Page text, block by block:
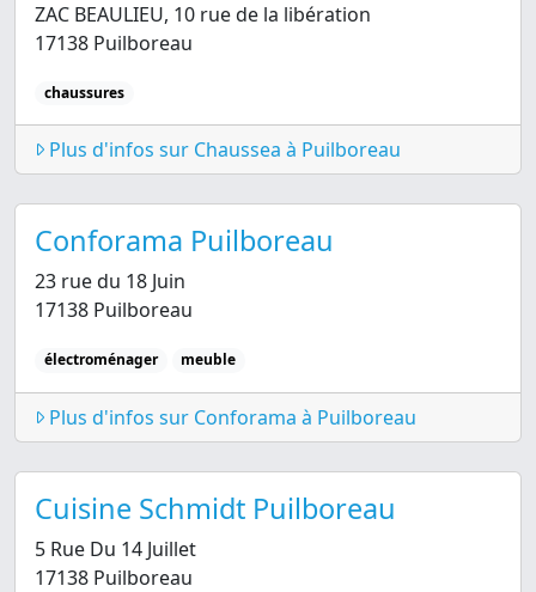
ZAC BEAULIEU, 10 rue de la libération
17138 Puilboreau
chaussures
Plus d'infos sur Chaussea à Puilboreau
Conforama Puilboreau
23 rue du 18 Juin
17138 Puilboreau
électroménager meuble
Plus d'infos sur Conforama à Puilboreau
Cuisine Schmidt Puilboreau
5 Rue Du 14 Juillet
17138 Puilboreau